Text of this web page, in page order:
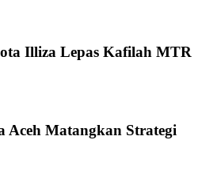
Illiza Lepas Kafilah MTR
Aceh Matangkan Strategi